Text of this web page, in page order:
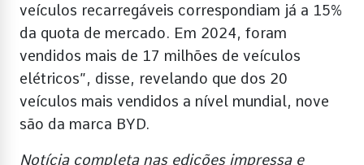
veículos recarregáveis correspondiam já a 15%
da quota de mercado. Em 2024, foram
vendidos mais de 17 milhões de veículos
elétricos”, disse, revelando que dos 20
veículos mais vendidos a nível mundial, nove
são da marca BYD.
Notícia completa nas edições impressa e